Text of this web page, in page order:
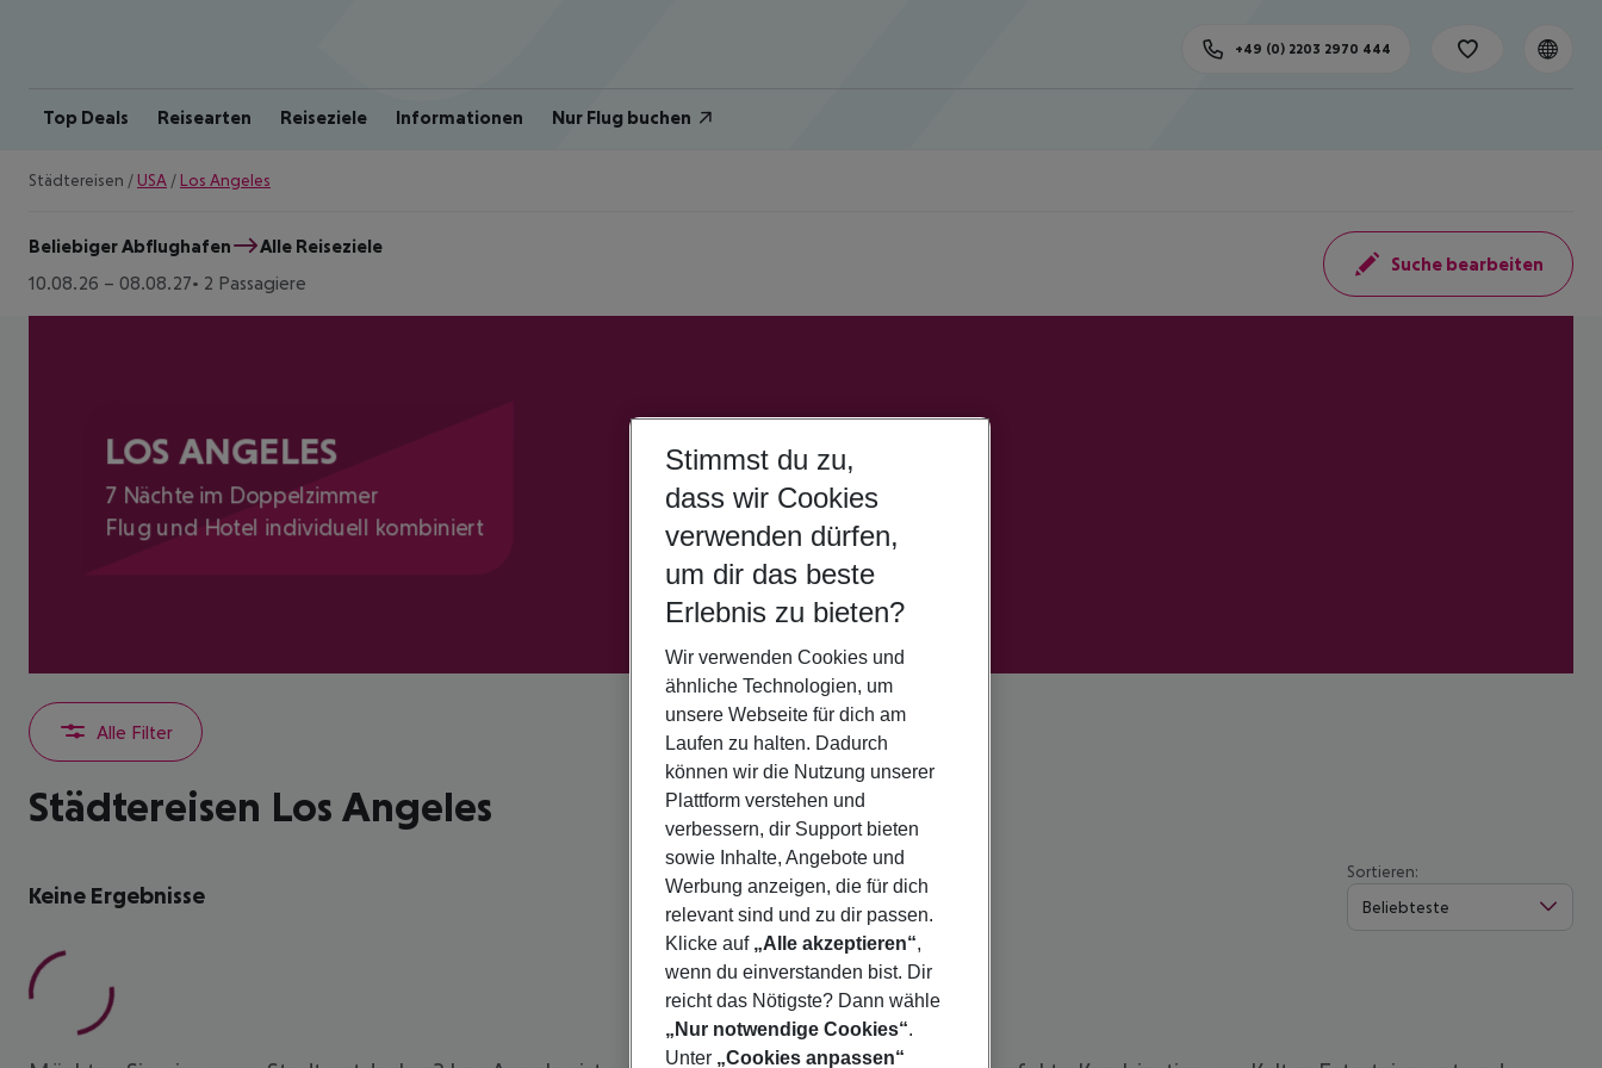
Top Deals Reisearten Reiseziele Informationen Nur Flug buchen
+49 (0) 2203 2970 444
Städtereisen / USA / Los Angeles
Beliebiger Abflughafen
Alle Reiseziele
10.08.26 – 08.08.27 2 Passagiere
Suche bearbeiten
LOS ANGELES
7 Nächte im Doppelzimmer
Flug und Hotel individuell kombiniert
Alle Filter
Städtereisen Los Angeles
Keine Ergebnisse
Sortieren:
Beliebteste
Stimmst du zu,
dass wir Cookies
verwenden dürfen,
um dir das beste
Erlebnis zu bieten?
Wir verwenden Cookies und
ähnliche Technologien, um
unsere Webseite für dich am
Laufen zu halten. Dadurch
können wir die Nutzung unserer
Plattform verstehen und
verbessern, dir Support bieten
sowie Inhalte, Angebote und
Werbung anzeigen, die für dich
relevant sind und zu dir passen.
Klicke auf „Alle akzeptieren“,
wenn du einverstanden bist. Dir
reicht das Nötigste? Dann wähle
„Nur notwendige Cookies“.
Unter „Cookies anpassen“